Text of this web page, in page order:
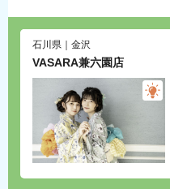
石川県｜金沢
VASARA兼六園店